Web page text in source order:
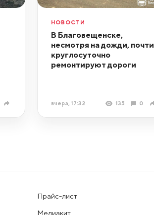
НОВОСТИ
В Благовещенске,
несмотря на дожди, почти
круглосуточно
ремонтируют дороги
вчера, 17:32 135 0
Прайс-лист
Медиакит